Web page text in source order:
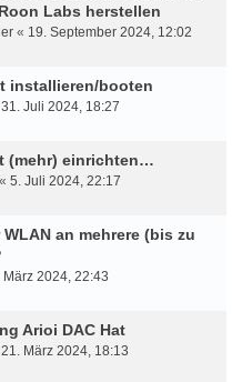
Labs herstellen
« 19. September 2024, 12:02
installieren/booten
31. Juli 2024, 18:27
(mehr) einrichten…
« 5. Juli 2024, 22:17
an mehrere (bis zu
März 2024, 22:43
Arioi DAC Hat
21. März 2024, 18:13